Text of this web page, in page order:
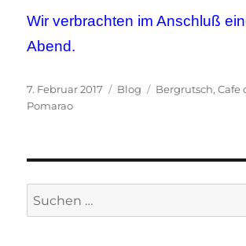
Wir verbrachten im Anschluß
Abend.
Veröffentlicht
am
7. Februar 2017 Kategorien
Blog Schlagwörter
Bergrutsch,Cafe
Pomarao
Suchen
nach: